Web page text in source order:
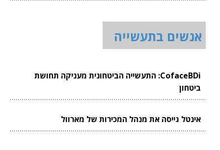
אנשים בתעשייה
CofaceBDi: התעשייה הביטחונית מעניקה תחושת
ביטחון
אינטל גייסה את מנהל המכירות של מארוול